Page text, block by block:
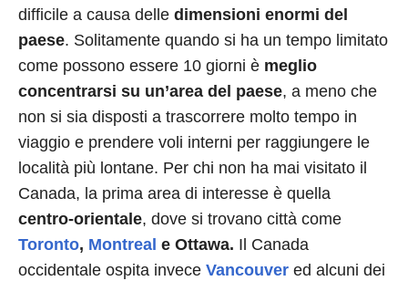
difficile a causa delle dimensioni enormi del
paese. Solitamente quando si ha un tempo limitato
come possono essere 10 giorni è meglio
concentrarsi su un’area del paese, a meno che
non si sia disposti a trascorrere molto tempo in
viaggio e prendere voli interni per raggiungere le
località più lontane. Per chi non ha mai visitato il
Canada, la prima area di interesse è quella
centro-orientale, dove si trovano città come
Toronto, Montreal e Ottawa. Il Canada
occidentale ospita invece Vancouver ed alcuni dei